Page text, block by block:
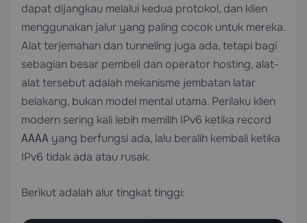
dapat dijangkau melalui kedua protokol, dan klien
menggunakan jalur yang paling cocok untuk mereka.
Alat terjemahan dan tunneling juga ada, tetapi bagi
sebagian besar pembeli dan operator hosting, alat-
alat tersebut adalah mekanisme jembatan latar
belakang, bukan model mental utama. Perilaku klien
modern sering kali lebih memilih IPv6 ketika record
AAAA yang berfungsi ada, lalu beralih kembali ketika
IPv6 tidak ada atau rusak.
Berikut adalah alur tingkat tinggi: